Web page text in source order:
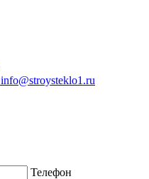
info@stroysteklo1.ru
Телефон